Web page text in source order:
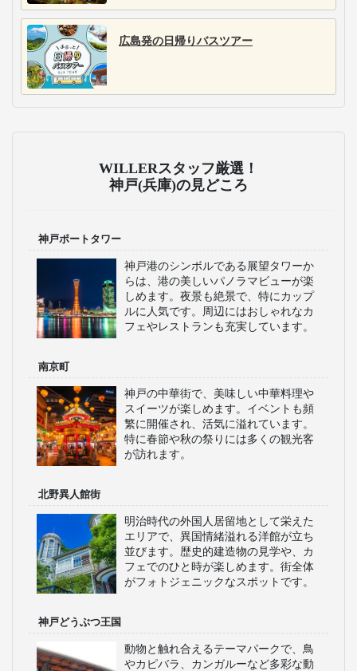
広島発の日帰りバスツアー
WILLERスタッフ厳選！
神戸(兵庫)の見どころ
神戸ポートタワー
神戸港のシンボルである展望タワーか
らは、港の美しいパノラマビューが楽
しめます。夜景も絶景で、特にカップ
ルに人気です。周辺にはおしゃれなカ
フェやレストランも充実しています。
南京町
神戸の中華街で、美味しい中華料理や
スイーツが楽しめます。イベントも頻
繁に開催され、活気に溢れています。
特に春節や秋の祭りには多くの観光客
が訪れます。
北野異人館街
明治時代の外国人居留地として栄えた
エリアで、異国情緒溢れる洋館が立ち
並びます。歴史的建造物の見学や、カ
フェでのひと時が楽しめます。街全体
がフォトジェニックなスポットです。
神戸どうぶつ王国
動物と触れ合えるテーマパークで、鳥
やカピバラ、カンガルーなど多彩な動